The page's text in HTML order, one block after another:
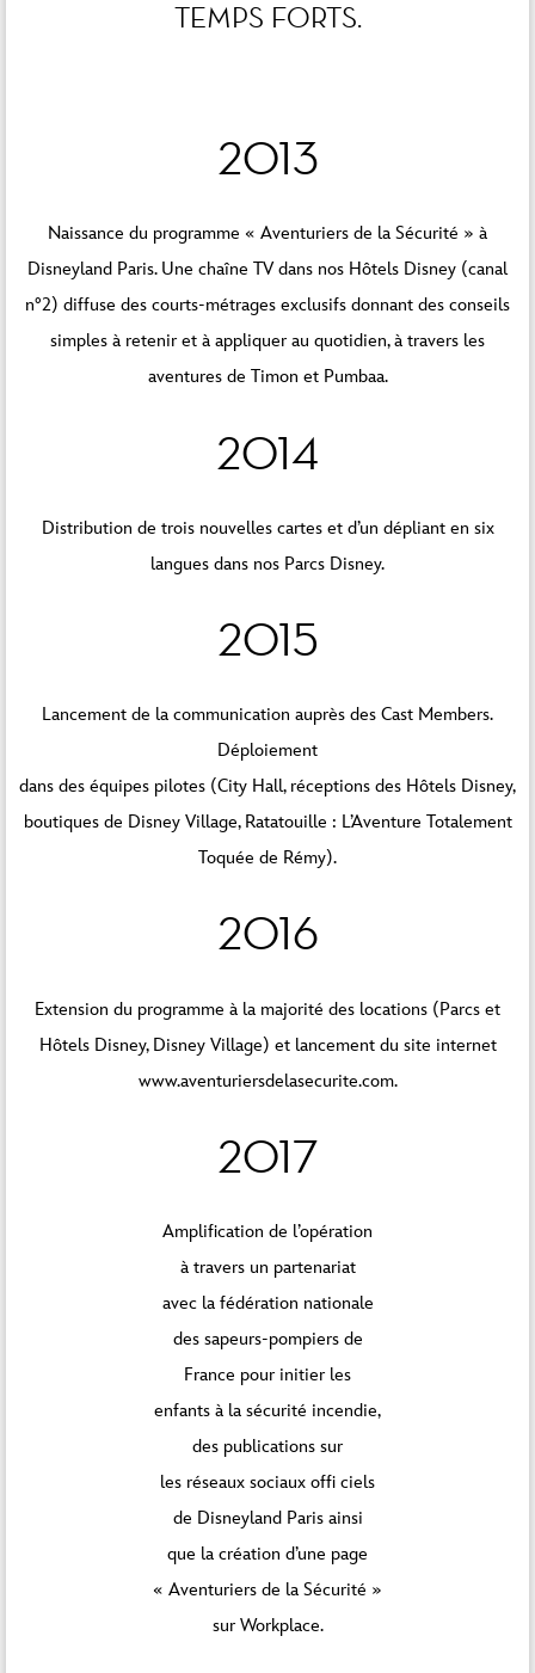
TEMPS FORTS.
2013
Naissance du programme « Aventuriers de la Sécurité » à
Disneyland Paris. Une chaîne TV dans nos Hôtels Disney (canal
n°2) diffuse des courts-métrages exclusifs donnant des conseils
simples à retenir et à appliquer au quotidien, à travers les
aventures de Timon et Pumbaa.
2014
Distribution de trois nouvelles cartes et d’un dépliant en six
langues dans nos Parcs Disney.
2015
Lancement de la communication auprès des Cast Members.
Déploiement
dans des équipes pilotes (City Hall, réceptions des Hôtels Disney,
boutiques de Disney Village, Ratatouille : L’Aventure Totalement
Toquée de Rémy).
2016
Extension du programme à la majorité des locations (Parcs et
Hôtels Disney, Disney Village) et lancement du site internet
www.aventuriersdelasecurite.com.
2017
Amplification de l’opération
à travers un partenariat
avec la fédération nationale
des sapeurs-pompiers de
France pour initier les
enfants à la sécurité incendie,
des publications sur
les réseaux sociaux offi ciels
de Disneyland Paris ainsi
que la création d’une page
« Aventuriers de la Sécurité »
sur Workplace.